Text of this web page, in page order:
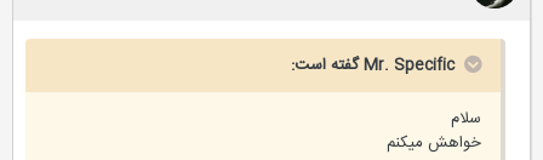
Mr. Specific گفته است:
سلام
خواهش میکنم